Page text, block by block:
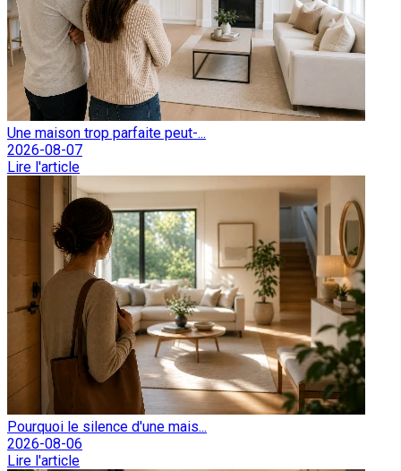
Une maison trop parfaite peut-...
2026-08-07
Lire l'article
Pourquoi le silence d'une mais...
2026-08-06
Lire l'article